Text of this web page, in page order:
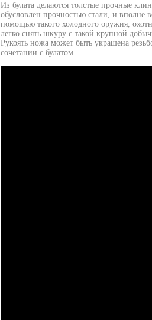
Из булата делаются толстые прочные
обусловлен прочностью стали, и
помощью такого холодного оружия,
легко снять шкуру с такой крупной
Рукоять ножа может быть украшена
сочетании с булатом.